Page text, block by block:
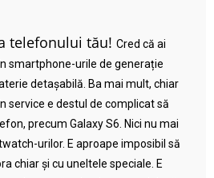
telefonului tău! Cred că ai
smartphone-urile de generație
detașabilă. Ba mai mult, chiar
service e destul de complicat să
precum Galaxy S6. Nici nu mai
urilor. E aproape imposibil să
chiar și cu uneltele speciale. E